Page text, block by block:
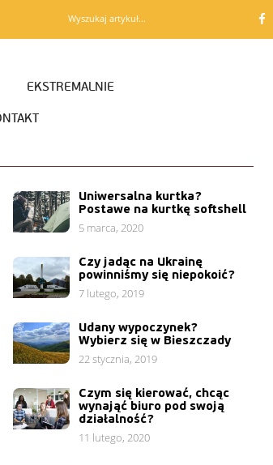
Wyszukaj artykuł...
EKSTREMALNIE
Uniwersalna kurtka?
Postawe na kurtkę softshell
5 marca, 2020
Czy jadąc na Ukrainę
powinniśmy się niepokoić?
7 lutego, 2019
Udany wypoczynek?
Wybierz się w Bieszczady
22 stycznia, 2019
Czym się kierować, chcąc
wynająć biuro pod swoją
działalność?
11 lutego, 2020